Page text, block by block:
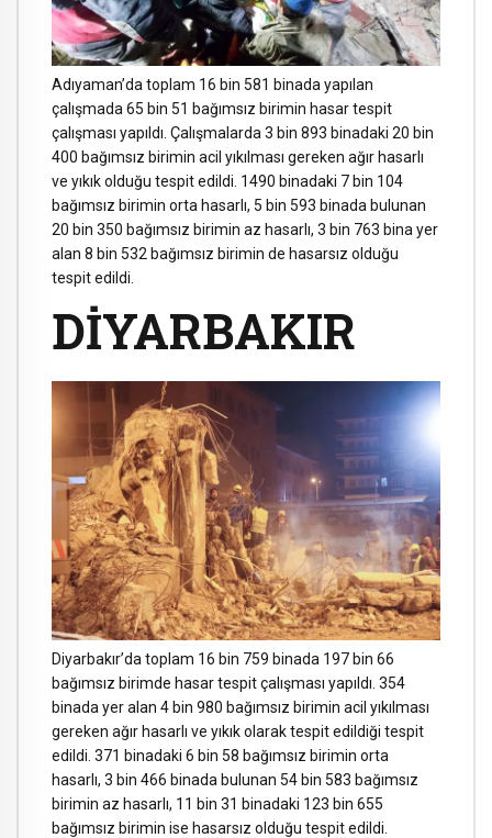
Adıyaman’da toplam 16 bin 581 binada yapılan
çalışmada 65 bin 51 bağımsız birimin hasar tespit
çalışması yapıldı. Çalışmalarda 3 bin 893 binadaki 20 bin
400 bağımsız birimin acil yıkılması gereken ağır hasarlı
ve yıkık olduğu tespit edildi. 1490 binadaki 7 bin 104
bağımsız birimin orta hasarlı, 5 bin 593 binada bulunan
20 bin 350 bağımsız birimin az hasarlı, 3 bin 763 bina yer
alan 8 bin 532 bağımsız birimin de hasarsız olduğu
tespit edildi.
DİYARBAKIR
Diyarbakır’da toplam 16 bin 759 binada 197 bin 66
bağımsız birimde hasar tespit çalışması yapıldı. 354
binada yer alan 4 bin 980 bağımsız birimin acil yıkılması
gereken ağır hasarlı ve yıkık olarak tespit edildiği tespit
edildi. 371 binadaki 6 bin 58 bağımsız birimin orta
hasarlı, 3 bin 466 binada bulunan 54 bin 583 bağımsız
birimin az hasarlı, 11 bin 31 binadaki 123 bin 655
bağımsız birimin ise hasarsız olduğu tespit edildi.